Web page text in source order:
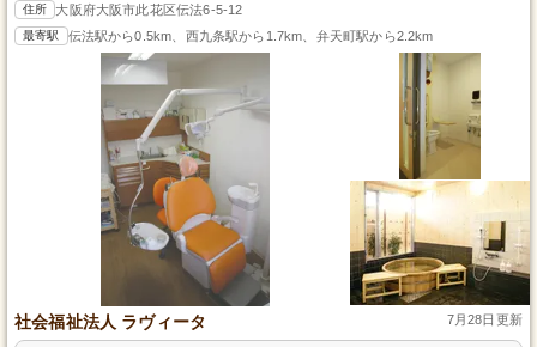
住所 大阪府大阪市此花区伝法6-5-12
最寄駅 伝法駅から0.5km、西九条駅から1.7km、弁天町駅から2.2km
社会福祉法人 ラヴィータ 7月28日更新